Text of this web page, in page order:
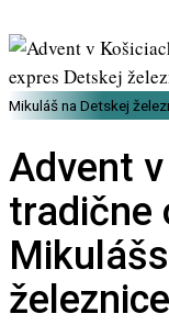
Mikuláš na Detskej
Advent
tradične
železnice